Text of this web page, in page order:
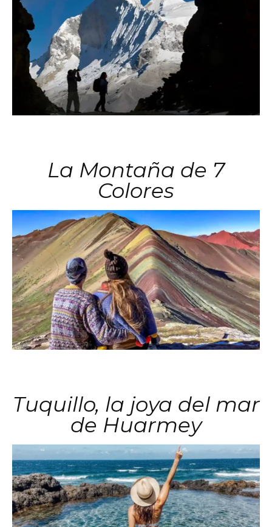
La Montaña de 7
Colores
Tuquillo, la joya del mar
de Huarmey